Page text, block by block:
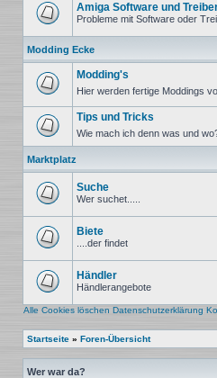
ungelesenen
Beiträge
Amiga Software und
Probleme mit Software oder
Modding Ecke
ungelesenen
Beiträge
Modding's
Hier werden fertige Moddings
Beiträge
Tips und Tricks
Wie mach ich denn was und
Marktplatz
ungelesenen
Beiträge
Suche
Wer suchet.....
ungelesenen
Beiträge
Biete
....der findet
ungelesenen
Händler
Händlerangebote
Alle Cookies löschen Datenschutzerklärung
Startseite » Foren-Übersicht
Wer war da?